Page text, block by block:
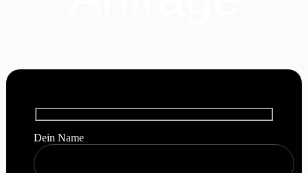
Dein Name